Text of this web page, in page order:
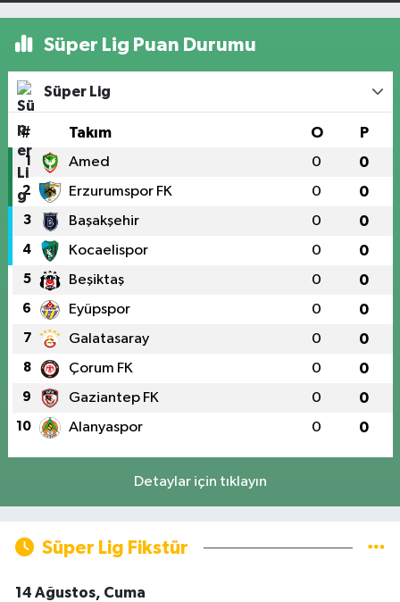
Süper Lig Puan Durumu
Süper Lig
# Takım O P
1 Amed 0 0
2 Erzurumspor FK 0 0
3 Başakşehir 0 0
4 Kocaelispor 0 0
5 Beşiktaş 0 0
6 Eyüpspor 0 0
7 Galatasaray 0 0
8 Çorum FK 0 0
9 Gaziantep FK 0 0
10 Alanyaspor 0 0
Detaylar için tıklayın
Süper Lig Fikstür
14 Ağustos, Cuma